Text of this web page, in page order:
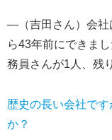
―（吉田さん）会社
ら43年前にできま
務員さんが1人、残
歴史の長い会社で
か？